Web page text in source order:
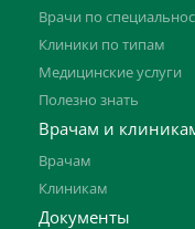
Врачи по
Клиники по типам
Медицинские услуги
Полезно знать
Врачам и
Врачам
Клиникам
Документы